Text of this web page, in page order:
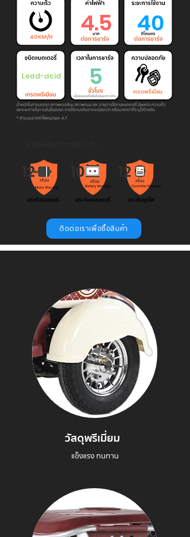
40KM/H 4.5 40
Lead-acid 5
เกรดพรีเมียม
10 12
12 เดือน เดือน
เดือน
ติดต่อเราเพื่อซื้อสินค้า
วัสดุพรีเมี่ยม
แข็งแรง ทนทาน